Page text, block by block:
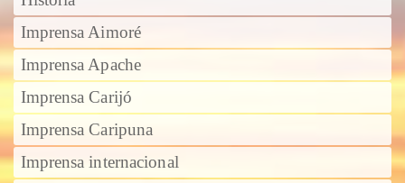
Imprensa Aimoré
Imprensa Apache
Imprensa Carijó
Imprensa Caripuna
Imprensa internacional